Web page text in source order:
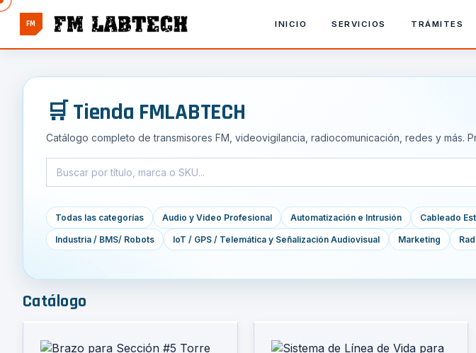
FM INICIO SERVICIOS TRÁMITES
🛒 Tienda FMLABTECH
Catálogo completo de transmisores FM, videovigilancia, radiocomunicación, redes y más.
Todas las categorías Audio y Video Profesional Automatización e Intrusión Cableado
Industria / BMS/ Robots IoT / GPS / Telemática y Señalización Audiovisual Marketing
Catálogo